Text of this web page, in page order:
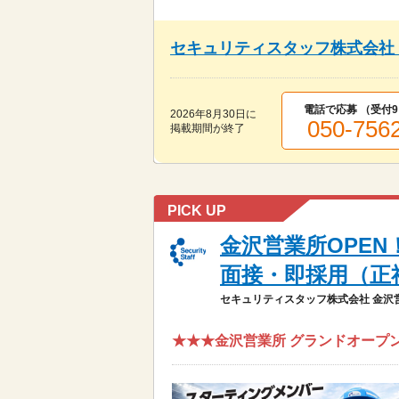
セキュリティスタッフ株式会
2026年8月30日 に
掲載期間が終了
電話で応募 （受付
050-
PICK UP
金沢営業所OPEN
面接・即採用（正
セキュリティスタッフ株式会社 金沢
★★★金沢営業所 グランドオープ